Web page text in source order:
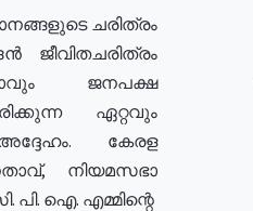
ചരിത്രം
ജീവിതചരിത്രം
ജനപക്ഷ
ഏറ്റവും
കേരള
നിയമസഭാ
പി. ഐ. എമ്മിന്റെ